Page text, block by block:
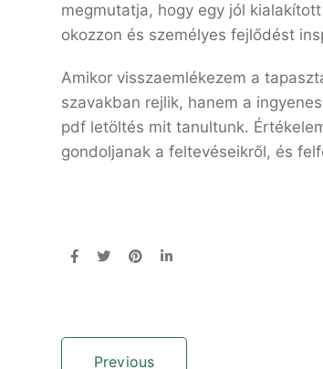
megmutatja, hogy egy jól
okozzon és személyes fejlődést
Amikor visszaemlékezem a
szavakban rejlik, hanem a
pdf letöltés mit tanultunk.
gondoljanak a feltevéseikről, és
Previous